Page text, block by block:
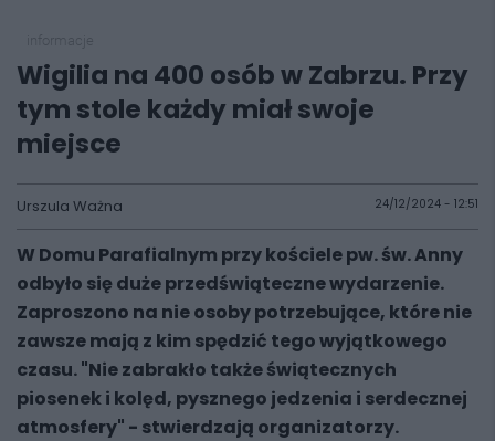
Wigilia na 400 osób w Zabrzu. Przy
tym stole każdy miał swoje
miejsce
Urszula Ważna 24/12/2024 - 12:51
W Domu Parafialnym przy kościele pw. św. Anny
odbyło się duże przedświąteczne wydarzenie.
Zaproszono na nie osoby potrzebujące, które nie
zawsze mają z kim spędzić tego wyjątkowego
czasu. "Nie zabrakło także świątecznych
piosenek i kolęd, pysznego jedzenia i serdecznej
atmosfery" - stwierdzają organizatorzy.